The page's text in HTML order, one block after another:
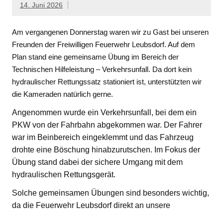
14. Juni 2026
Am vergangenen Donnerstag waren wir zu Gast bei unseren
Freunden der Freiwilligen Feuerwehr Leubsdorf. Auf dem
Plan stand eine gemeinsame Übung im Bereich der
Technischen Hilfeleistung – Verkehrsunfall. Da dort kein
hydraulischer Rettungssatz stationiert ist, unterstützten wir
die Kameraden natürlich gerne.
Angenommen wurde ein Verkehrsunfall, bei dem ein
PKW von der Fahrbahn abgekommen war. Der Fahrer
war im Beinbereich eingeklemmt und das Fahrzeug
drohte eine Böschung hinabzurutschen. Im Fokus der
Übung stand dabei der sichere Umgang mit dem
hydraulischen Rettungsgerät.
Solche gemeinsamen Übungen sind besonders wichtig,
da die Feuerwehr Leubsdorf direkt an unsere